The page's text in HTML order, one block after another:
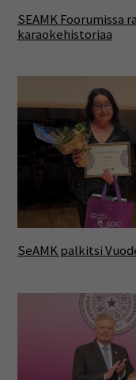
SEAMK Foorumissa
karaokehistoriaa
SeAMK palkitsi